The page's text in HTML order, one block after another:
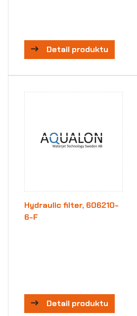
Detail produktu
Hydraulic filter, 606210-
6-F
Detail produktu